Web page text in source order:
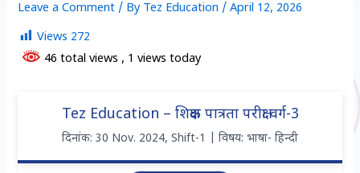
Leave a Comment / By Tez Education/April 12, 2026
Views 272
46 total views, 1 views today
Tez Education – शिक्षक पात्रता परीक्षा वर्ग-3
दिनांक: 30 Nov. 2024, Shift-1 | विषय: भाषा- हिन्दी